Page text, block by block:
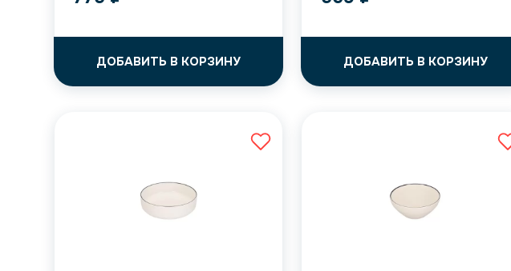
ДОБАВИТЬ В КОРЗИНУ ДОБАВИТЬ В КОРЗИНУ